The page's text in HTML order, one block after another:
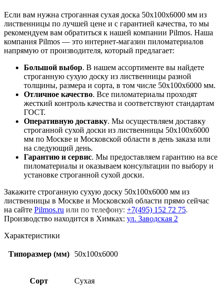
Если вам нужна строганная сухая доска 50x100x6000 мм из
лиственницы по лучшей цене и с гарантией качества, то мы
рекомендуем вам обратиться к нашей компании Pilmos. Наша
компания Pilmos — это интернет-магазин пиломатериалов
напрямую от производителя, который предлагает:
Большой выбор. В нашем ассортименте вы найдете
строганную сухую доску из лиственницы разной
толщины, размера и сорта, в том числе 50x100x6000 мм.
Отличное качество. Все пиломатериалы проходят
жесткий контроль качества и соответствуют стандартам
ГОСТ.
Оперативную доставку. Мы осуществляем доставку
строганной сухой доски из лиственницы 50x100x6000
мм по Москве и Московской области в день заказа или
на следующий день.
Гарантию и сервис. Мы предоставляем гарантию на все
пиломатериалы и оказываем консультации по выбору и
установке строганной сухой доски.
Закажите строганную сухую доску 50x100x6000 мм из
лиственницы в Москве и Московской области прямо сейчас
на сайте Pilmos.ru или по телефону: +7(495) 152 72 75.
Производство находится в Химках: ул. Заводская 2
Характеристики
Типоразмер (мм) 50x100x6000
Сорт Сухая